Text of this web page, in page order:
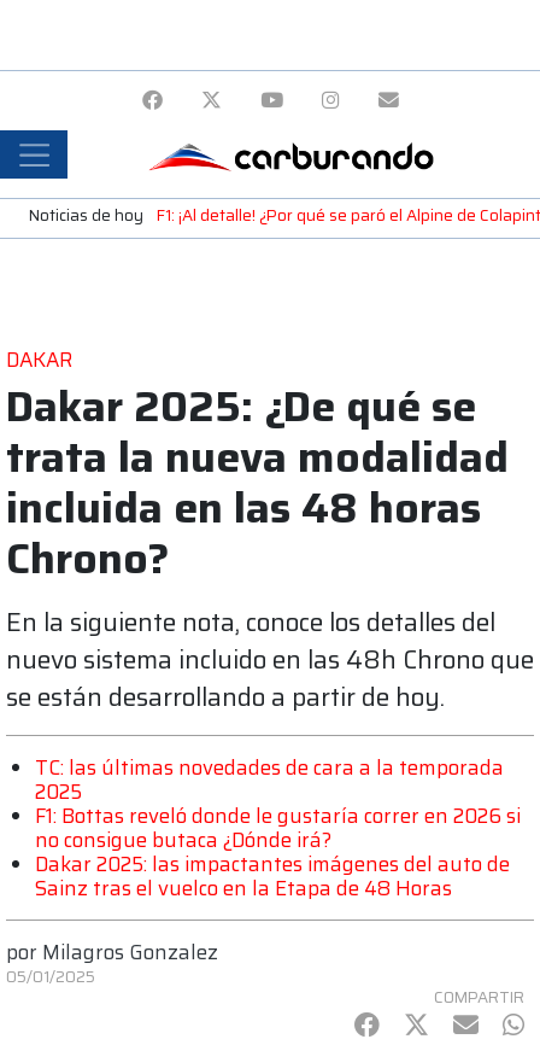
Noticias de hoy F1: ¡Al detalle! ¿Por qué se paró el Alpine de
DAKAR
Dakar 2025: ¿De qué se
trata la nueva modalidad
incluida en las 48 horas
Chrono?
En la siguiente nota, conoce los detalles del
nuevo sistema incluido en las 48h Chrono que
se están desarrollando a partir de hoy.
TC: las últimas novedades de cara a la temporada
2025
F1: Bottas reveló donde le gustaría correr en 2026 si
no consigue butaca ¿Dónde irá?
Dakar 2025: las impactantes imágenes del auto de
Sainz tras el vuelco en la Etapa de 48 Horas
por Milagros Gonzalez
05/01/2025
COMPARTIR
Facebook
Twitter
mail